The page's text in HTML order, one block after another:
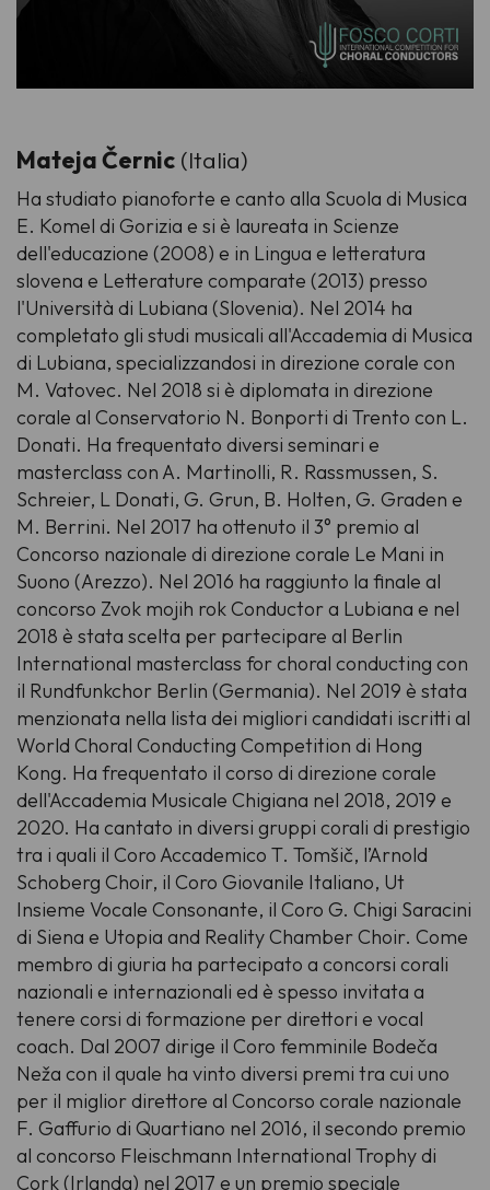
Mateja Černic (Italia)
Ha studiato pianoforte e canto alla Scuola di Musica
E. Komel di Gorizia e si è laureata in Scienze
dell'educazione (2008) e in Lingua e letteratura
slovena e Letterature comparate (2013) presso
l'Università di Lubiana (Slovenia). Nel 2014 ha
completato gli studi musicali all'Accademia di Musica
di Lubiana, specializzandosi in direzione corale con
M. Vatovec. Nel 2018 si è diplomata in direzione
corale al Conservatorio N. Bonporti di Trento con L.
Donati. Ha frequentato diversi seminari e
masterclass con A. Martinolli, R. Rassmussen, S.
Schreier, L Donati, G. Grun, B. Holten, G. Graden e
M. Berrini. Nel 2017 ha ottenuto il 3° premio al
Concorso nazionale di direzione corale Le Mani in
Suono (Arezzo). Nel 2016 ha raggiunto la finale al
concorso Zvok mojih rok Conductora Lubiana e nel
2018 è stata scelta per partecipare al Berlin
International masterclass for choral conducting con
il Rundfunkchor Berlin (Germania). Nel 2019 è stata
menzionata nella lista dei migliori candidati iscritti al
World Choral Conducting Competition di Hong
Kong. Ha frequentato il corso di direzione corale
dell'Accademia Musicale Chigiana nel 2018, 2019 e
2020. Ha cantato in diversi gruppi corali di prestigio
tra i quali il Coro Accademico T. Tomšič, l’Arnold
Schoberg Choir, il Coro Giovanile Italiano, Ut
Insieme Vocale Consonante, il Coro G. Chigi Saracini
di Siena e Utopia and Reality Chamber Choir. Come
membro di giuria ha partecipato a concorsi corali
nazionali e internazionali ed è spesso invitata a
tenere corsi di formazione per direttori e vocal
coach. Dal 2007 dirige il Coro femminile Bodeča
Neža con il quale ha vinto diversi premi tra cui uno
per il miglior direttore al Concorso corale nazionale
F. Gaffurio di Quartiano nel 2016, il secondo premio
al concorso Fleischmann International Trophydi
Cork (Irlanda) nel 2017 e un premio speciale